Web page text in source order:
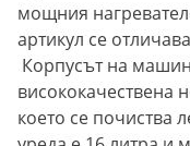
мощния
артикул се
Корпусът на
висококачествена
което се почиства